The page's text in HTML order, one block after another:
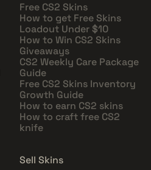
Free CS2 Skins
How to get Free Skins
Loadout Under $10
How to Win CS2 Skins
Giveaways
CS2 Weekly Care Package
Guide
Free CS2 Skins Inventory
Growth Guide
How to earn CS2 skins
How to craft free CS2
knife
Sell Skins